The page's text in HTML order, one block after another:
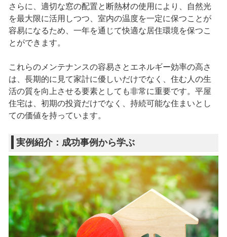
さらに、適切な窓の配置と断熱材の使用により、自然光
を最大限に活用しつつ、室内の温度を一定に保つことが
容易になるため、一年を通じて快適な居住環境を保つこ
とができます。
これらのメンテナンスの容易さとエネルギー効率の高さ
は、長期的に見て家計に優しいだけでなく、住む人の生
活の質を向上させる要素としても非常に重要です。平屋
住宅は、初期の投資だけでなく、持続可能な住まいとし
ての価値を持っています。
実例紹介：成功事例から学ぶ